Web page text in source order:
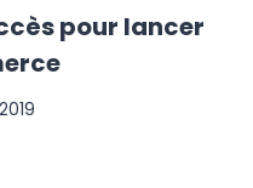
pour lancer